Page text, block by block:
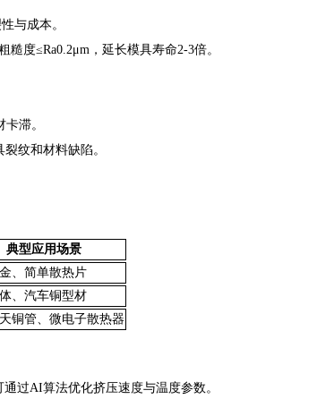
与成本‌。
度≤Ra0.2μm，延长模具寿命2-3倍‌。
滞‌。
裂纹和材料缺陷‌。
典型应用场景
、简单散热片
、汽车铜型材
铜管、微电子散热器
过AI算法优化挤压速度与温度参数‌。